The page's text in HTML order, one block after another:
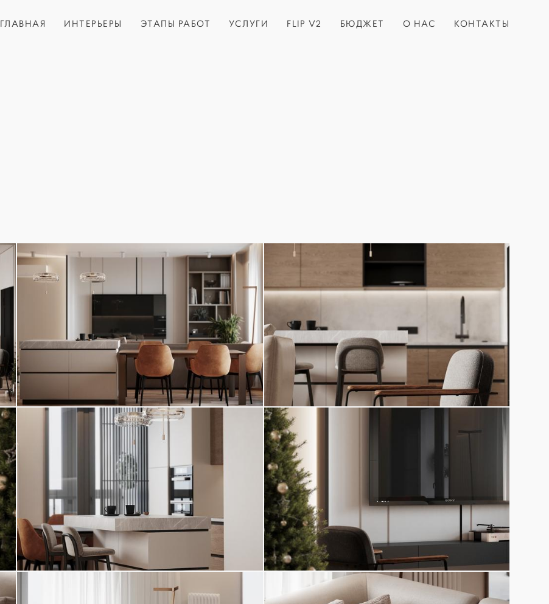
ГЛАВНАЯ ИНТЕРЬЕРЫ ЭТАПЫ РАБОТ УСЛУГИ FLIP V2 БЮДЖЕТ О НАС КОНТАКТЫ